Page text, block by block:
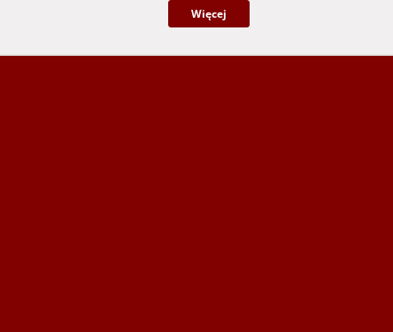
Więcej